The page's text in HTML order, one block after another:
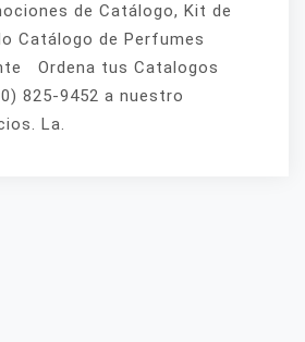
de Catálogo, Kit de
Catálogo de Perfumes
Ordena tus Catalogos
825-9452 a nuestro
La.